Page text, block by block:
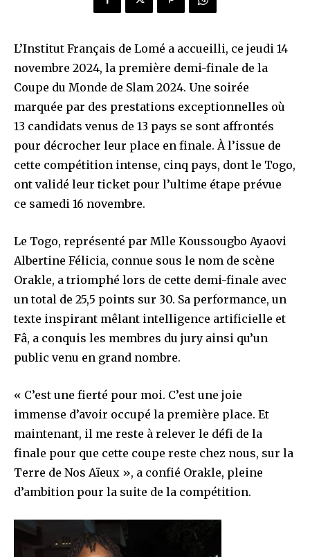
L’Institut Français de Lomé a accueilli, ce jeudi 14
novembre 2024, la première demi-finale de la
Coupe du Monde de Slam 2024. Une soirée
marquée par des prestations exceptionnelles où
13 candidats venus de 13 pays se sont affrontés
pour décrocher leur place en finale. À l’issue de
cette compétition intense, cinq pays, dont le Togo,
ont validé leur ticket pour l’ultime étape prévue
ce samedi 16 novembre.
Le Togo, représenté par Mlle Koussougbo Ayaovi
Albertine Félicia, connue sous le nom de scène
Orakle, a triomphé lors de cette demi-finale avec
un total de 25,5 points sur 30. Sa performance, un
texte inspirant mêlant intelligence artificielle et
Fâ, a conquis les membres du jury ainsi qu’un
public venu en grand nombre.
« C’est une fierté pour moi. C’est une joie
immense d’avoir occupé la première place. Et
maintenant, il me reste à relever le défi de la
finale pour que cette coupe reste chez nous, sur la
Terre de Nos Aïeux », a confié Orakle, pleine
d’ambition pour la suite de la compétition.